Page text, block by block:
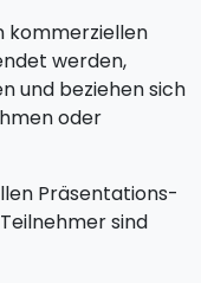
kommerziellen
werden,
und beziehen sich
oder
Präsentations-
sind